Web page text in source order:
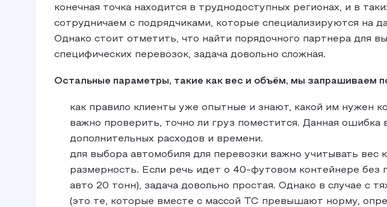
конечная точка находится в труднодоступных регионах, и в
сотрудничаем с подрядчиками, которые специализируются на
Однако стоит отметить, что найти порядочного партнера для
специфических перевозок, задача довольно сложная.
Остальные параметры, такие как вес и объём, мы запрашиваем
как правило клиенты уже опытные и знают, какой им нужен
важно проверить, точно ли груз поместится. Данная ошибка
дополнительных расходов и времени.
для выбора автомобиля для перевозки важно учитывать вес
размерность. Если речь идет о 40-футовом контейнере без
авто 20 тонн), задача довольно простая. Однако в случае с
(это те, которые вместе с массой ТС превышают норму,